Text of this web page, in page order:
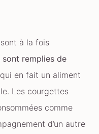
à la fois
sont remplies de
en fait un aliment
Les courgettes
comme
d’un autre